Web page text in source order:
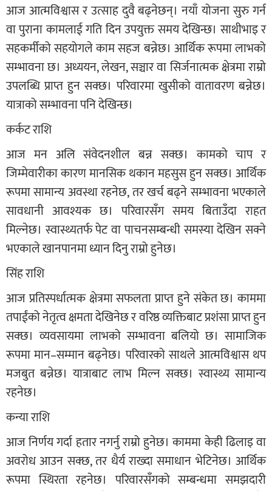
आज आत्मविश्वास र उत्साह दुवै बढ्नेछन्। नयाँ योजना सुरु गर्न
वा पुराना कामलाई गति दिन उपयुक्त समय देखिन्छ। साथीभाइ र
सहकर्मीको सहयोगले काम सहज बन्नेछ। आर्थिक रूपमा लाभको
सम्भावना छ। अध्ययन, लेखन, सञ्चार वा सिर्जनात्मक क्षेत्रमा राम्रो
उपलब्धि प्राप्त हुन सक्छ। परिवारमा खुसीको वातावरण बन्नेछ।
यात्राको सम्भावना पनि देखिन्छ।
कर्कट राशि
आज मन अलि संवेदनशील बन्न सक्छ। कामको चाप र
जिम्मेवारीका कारण मानसिक थकान महसुस हुन सक्छ। आर्थिक
रूपमा सामान्य अवस्था रहनेछ, तर खर्च बढ्ने सम्भावना भएकाले
सावधानी आवश्यक छ। परिवारसँग समय बिताउँदा राहत
मिल्नेछ। स्वास्थ्यतर्फ पेट वा पाचनसम्बन्धी समस्या देखिन सक्ने
भएकाले खानपानमा ध्यान दिनु राम्रो हुनेछ।
सिंह राशि
आज प्रतिस्पर्धात्मक क्षेत्रमा सफलता प्राप्त हुने संकेत छ। काममा
तपाईंको नेतृत्व क्षमता देखिनेछ र वरिष्ठ व्यक्तिबाट प्रशंसा प्राप्त हुन
सक्छ। व्यवसायमा लाभको सम्भावना बलियो छ। सामाजिक
रूपमा मान–सम्मान बढ्नेछ। परिवारको साथले आत्मविश्वास थप
मजबुत बन्नेछ। यात्राबाट लाभ मिल्न सक्छ। स्वास्थ्य सामान्य
रहनेछ।
कन्या राशि
आज निर्णय गर्दा हतार नगर्नु राम्रो हुनेछ। काममा केही ढिलाइ वा
अवरोध आउन सक्छ, तर धैर्य राख्दा समाधान भेटिनेछ। आर्थिक
रूपमा स्थिरता रहनेछ। परिवारसँगको सम्बन्धमा समझदारी